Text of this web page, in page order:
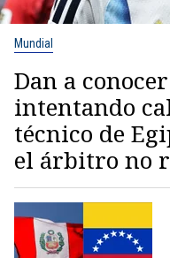
Mundial
Dan a
intentando
técnico de
el árbitro no